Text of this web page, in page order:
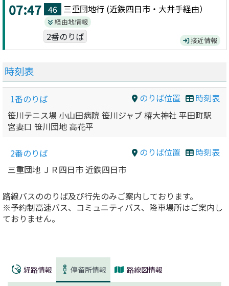
07:47 46 三重団地行 (近鉄四日市・大井手経由）
経由地情報
2番のりば 接近情報
時刻表
のりば位置 時刻表
1番のりば
笹川テニス場 小山田病院 笹川ジャブ 椿大神社 平田町駅
宮妻口 笹川団地 高花平
のりば位置 時刻表
2番のりば
三重団地 ＪＲ四日市 近鉄四日市
路線バスののりば及び行先のみご案内しております。
※予約制高速バス、コミュニティバス、降車場所はご案内し
ておりません。
経路情報 停留所情報 路線図情報